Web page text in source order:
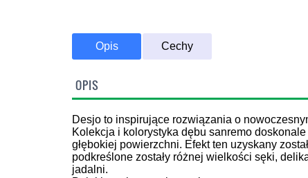
Opis Cechy
OPIS
Desjo to inspirujące rozwiązania o
Kolekcja i kolorystyka dębu sanremo
głębokiej powierzchni. Efekt ten uzyskany
podkreślone zostały różnej wielkości sęki,
jadalni.